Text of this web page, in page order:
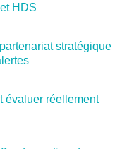
HDS
stratégique
évaluer réellement